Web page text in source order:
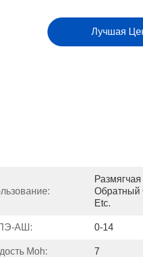
Лучшая
Обратный
Etc.
АШ: 0-14
Moh: 7